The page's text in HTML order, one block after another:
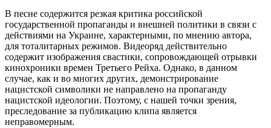
В песне содержится резкая критика российской
государственной пропаганды и внешней политики в связи с
действиями на Украине, характерными, по мнению автора,
для тоталитарных режимов. Видеоряд действительно
содержит изображения свастики, сопровождающей отрывки
кинохроники времен Третьего Рейха. Однако, в данном
случае, как и во многих других, демонстрирование
нацистской символики не направлено на пропаганду
нацистской идеологии. Поэтому, с нашей точки зрения,
преследование за публикацию клипа является
неправомерным.